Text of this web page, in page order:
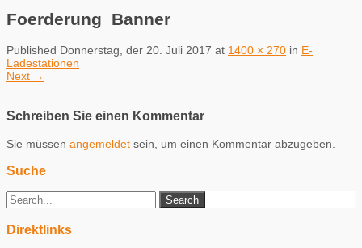
Foerderung_Banner
Published Donnerstag, der 20. Juli 2017 at 1400 × 270 in E-
Ladestationen
Next →
Schreiben Sie einen Kommentar
Sie müssen angemeldet sein, um einen Kommentar abzugeben.
Suche
Direktlinks